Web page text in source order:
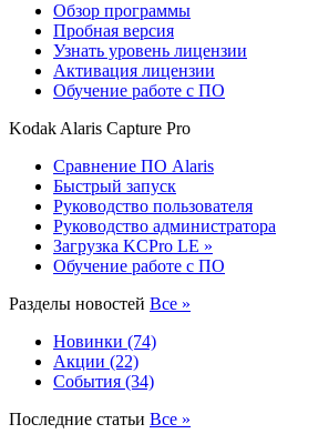
Обзор программы
Пробная версия
Узнать уровень лицензии
Активация лицензии
Обучение работе с ПО
Kodak Alaris Capture Pro
Сравнение ПО Alaris
Быстрый запуск
Руководство пользователя
Руководство администратора
Загрузка KCPro LE »
Обучение работе с ПО
Разделы новостей Все »
Новинки (74)
Акции (22)
События (34)
Последние статьи Все »